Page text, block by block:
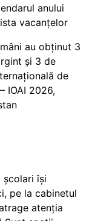
anului
vacanțelor
au obținut 3
și 3 de
de
IOAI 2026,
școlari își
pe la cabinetul
atenția